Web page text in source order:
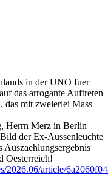
in der UNO fuer
das arrogante Auftreten
das mit zweierlei Mass
Herrn Merz in Berlin
der Ex-Aussenleuchte
Auszaehlungsergebnis
Oesterreich!
2026.06/article/